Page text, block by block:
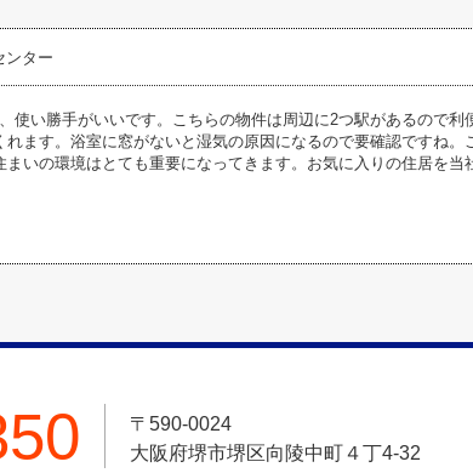
ンター
使い勝手がいいです。こちらの物件は周辺に2つ駅があるので
れます。浴室に窓がないと湿気の原因になるので要確認ですね
まいの環境はとても重要になってきます。お気に入りの住居を
〒590-0024
大阪府堺市堺区向陵中町４丁4-32